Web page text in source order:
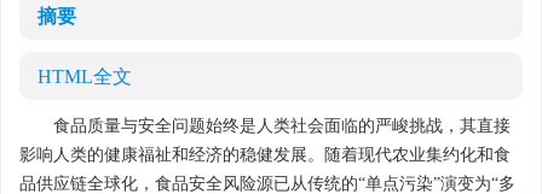
摘要
HTML全文
食品质量与安全问题始终是人类社会面临的严峻挑战，其直接
影响人类的健康福祉和经济的稳健发展。随着现代农业集约化和食
品供应链全球化，食品安全风险源已从传统的“单点污染”演变为“多